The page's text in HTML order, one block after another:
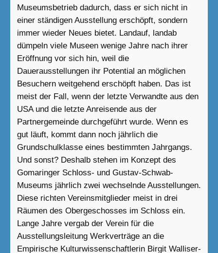
Museumsbetrieb dadurch, dass er sich nicht in
einer ständigen Ausstellung erschöpft, sondern
immer wieder Neues bietet. Landauf, landab
dümpeln viele Museen wenige Jahre nach ihrer
Eröffnung vor sich hin, weil die
Dauerausstellungen ihr Potential an möglichen
Besuchern weitgehend erschöpft haben. Das ist
meist der Fall, wenn der letzte Verwandte aus den
USA und die letzte Anreisende aus der
Partnergemeinde durchgeführt wurde. Wenn es
gut läuft, kommt dann noch jährlich die
Grundschulklasse eines bestimmten Jahrgangs.
Und sonst? Deshalb stehen im Konzept des
Gomaringer Schloss- und Gustav-Schwab-
Museums jährlich zwei wechselnde Ausstellungen.
Diese richten Vereinsmitglieder meist in drei
Räumen des Obergeschosses im Schloss ein.
Lange Jahre vergab der Verein für die
Ausstellungsleitung Werkverträge an die
Empirische Kulturwissenschaftlerin Birgit Walliser-